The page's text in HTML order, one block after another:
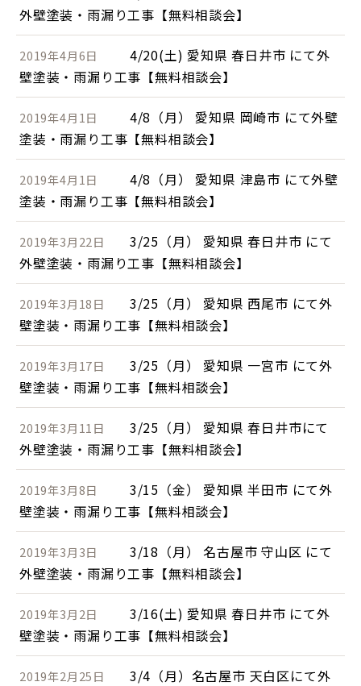
外壁塗装・雨漏り工事【無料相談会】
2019年4月6日
4/20(土) 愛知県 春日井市 にて外
壁塗装・雨漏り工事【無料相談会】
2019年4月1日
4/8（月） 愛知県 岡崎市 にて外壁
塗装・雨漏り工事【無料相談会】
2019年4月1日
4/8（月） 愛知県 津島市 にて外壁
塗装・雨漏り工事【無料相談会】
2019年3月22日
3/25（月） 愛知県 春日井市 にて
外壁塗装・雨漏り工事【無料相談会】
2019年3月18日
3/25（月） 愛知県 西尾市 にて外
壁塗装・雨漏り工事【無料相談会】
2019年3月17日
3/25（月） 愛知県 一宮市 にて外
壁塗装・雨漏り工事【無料相談会】
2019年3月11日
3/25（月） 愛知県 春日井市にて
外壁塗装・雨漏り工事【無料相談会】
2019年3月8日
3/15（金） 愛知県 半田市 にて外
壁塗装・雨漏り工事【無料相談会】
2019年3月3日
3/18（月） 名古屋市 守山区 にて
外壁塗装・雨漏り工事【無料相談会】
2019年3月2日
3/16(土) 愛知県 春日井市 にて外
壁塗装・雨漏り工事【無料相談会】
2019年2月25日
3/4（月）名古屋市 天白区にて外